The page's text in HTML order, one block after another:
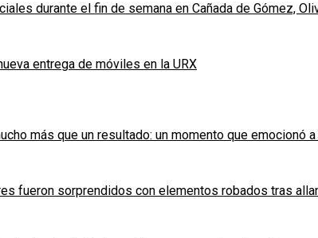
durante el fin de semana en Cañada de Gómez,
entrega de móviles en la URX
más que un resultado: un momento que emocionó
fueron sorprendidos con elementos robados tras